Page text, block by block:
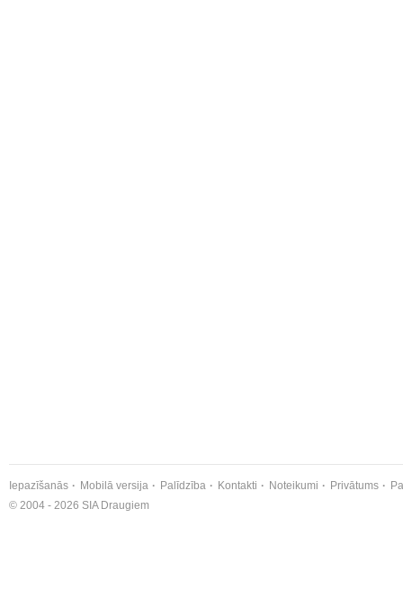
Iepazīšanās Mobilā versija Palīdzība Kontakti Noteikumi Privātums
© 2004 - 2026 SIA Draugiem